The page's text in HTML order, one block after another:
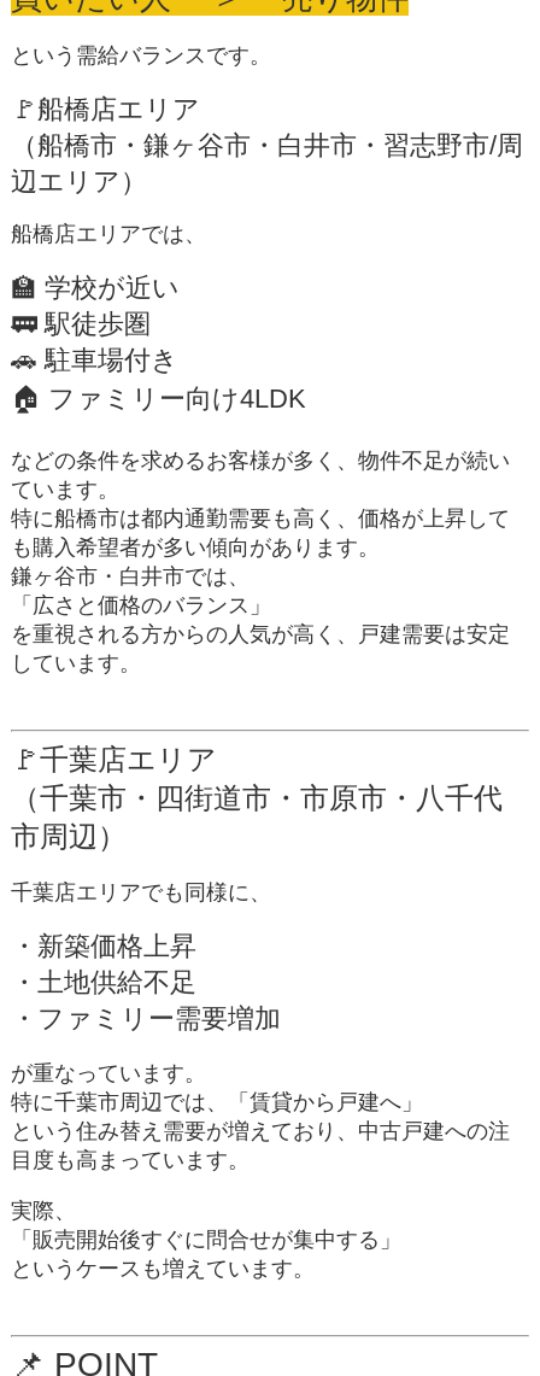
という需給バランスです。
🚩船橋店エリア
（船橋市・鎌ヶ谷市・白井市・習志野市/周
辺エリア）
船橋店エリアでは、
🏫 学校が近い
🚃 駅徒歩圏
🚗 駐車場付き
🏠 ファミリー向け4LDK
などの条件を求めるお客様が多く、物件不足が続い
ています。
特に船橋市は都内通勤需要も高く、価格が上昇して
も購入希望者が多い傾向があります。
鎌ヶ谷市・白井市では、
「広さと価格のバランス」
を重視される方からの人気が高く、戸建需要は安定
しています。
🚩千葉店エリア
（千葉市・四街道市・市原市・八千代
市周辺）
千葉店エリアでも同様に、
・新築価格上昇
・土地供給不足
・ファミリー需要増加
が重なっています。
特に千葉市周辺では、「賃貸から戸建へ」
という住み替え需要が増えており、中古戸建への注
目度も高まっています。
実際、
「販売開始後すぐに問合せが集中する」
というケースも増えています。
📌 POINT